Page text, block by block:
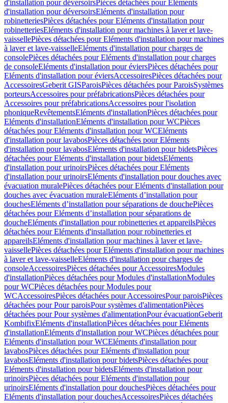
d'installation pour déversoirsPièces détachées pour Eléments
d'installation pour déversoirsEléments d'installation pour
robinetteriesPièces détachées pour Eléments d'installation pour
robinetteriesEléments d'installation pour machines à laver et lave-
vaissellePièces détachées pour Eléments d'installation pour machines
à laver et lave-vaisselleEléments d'installation pour charges de
consolePièces détachées pour Eléments d'installation pour charges
de consoleEléments d'installation pour éviersPièces détachées pour
Eléments d'installation pour éviersAccessoiresPièces détachées pour
AccessoiresGeberit GISParoisPièces détachées pour ParoisSystèmes
porteursAccessoires pour préfabricationsPièces détachées pour
Accessoires pour préfabricationsAccessoires pour l'isolation
phoniqueRevêtementsEléments d'installationPièces détachées pour
Eléments d'installationEléments d'installation pour WCPièces
détachées pour Eléments d'installation pour WCEléments
d'installation pour lavabosPièces détachées pour Eléments
d'installation pour lavabosEléments d'installation pour bidetsPièces
détachées pour Eléments d'installation pour bidetsEléments
d'installation pour urinoirsPièces détachées pour Eléments
d'installation pour urinoirsEléments d'installation pour douches avec
évacuation muralePièces détachées pour Eléments d'installation pour
douches avec évacuation muraleEléments d’installation pour
douchesEléments d’installation pour séparations de douchePièces
détachées pour Eléments d’installation pour séparations de
doucheEléments d'installation pour robinetteries et appareilsPièces
détachées pour Eléments d'installation pour robinetteries et
appareilsEléments d'installation pour machines à laver et lave-
vaissellePièces détachées pour Eléments d'installation pour machines
à laver et lave-vaisselleEléments d'installation pour charges de
consoleAccessoiresPièces détachées pour AccessoiresModules
d'installationPièces détachées pour Modules d'installationModules
pour WCPièces détachées pour Modules pour
WCAccessoiresPièces détachées pour AccessoiresPour paroisPièces
détachées pour Pour paroisPour systèmes d'alimentationPièces
détachées pour Pour systèmes d'alimentationPour évacuationGeberit
KombifixEléments d'installationPièces détachées pour Eléments
d'installationEléments d'installation pour WCPièces détachées pour
Eléments d'installation pour WCEléments d'installation pour
lavabosPièces détachées pour Eléments d'installation pour
lavabosEléments d'installation pour bidetsPièces détachées pour
Eléments d'installation pour bidetsEléments d'installation pour
urinoirsPièces détachées pour Eléments d'installation pour
urinoirsEléments d'installation pour douchesPièces détachées pour
Eléments d'installation pour douchesAccessoiresPièces détachées